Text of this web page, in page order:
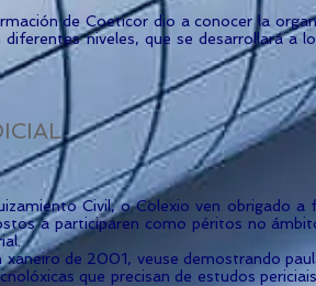
de Coeticor dio a conocer la
niveles, que se desarrollará a
Civil, o Colexio ven obrigado a
a participaren como péritos no
de 2001, veuse demostrando
que precisan de estudos